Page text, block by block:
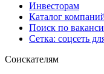
Инвесторам
Каталог
Поиск по
Сетка: соцсеть
Соискателям